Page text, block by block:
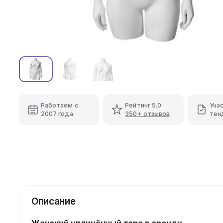
Работаем с
2007 года
Рейтинг 5.0
350+ отзывов
Описание